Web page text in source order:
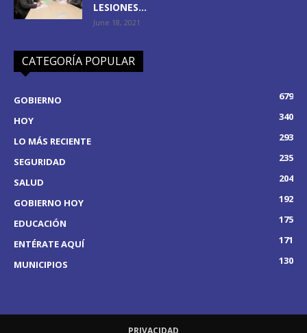
LESIONES...
June 18, 2021
CATEGORÍA POPULAR
GOBIERNO
679
HOY
340
LO MÁS RECIENTE
293
SEGURIDAD
235
SALUD
204
GOBIERNO HOY
192
EDUCACIÓN
175
ENTÉRATE AQUÍ
171
MUNICIPIOS
130
PRIVACIDAD